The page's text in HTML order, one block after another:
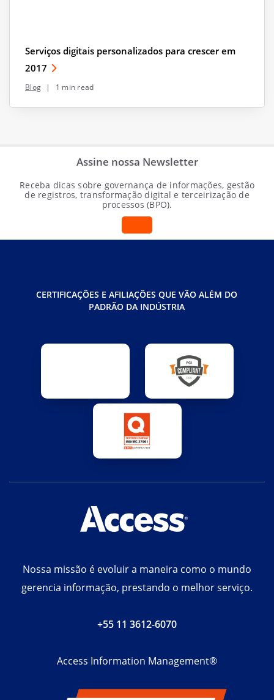
Serviços digitais personalizados para crescer em
2017
Blog | 1 min read
Assine nossa Newsletter
Receba dicas sobre governança de informações, gestão
de registros, transformação digital e terceirização de
processos (BPO).
CERTIFICAÇÕES E AFILIAÇÕES QUE VÃO ALÉM DO
PADRÃO DA INDÚSTRIA
Nossa missão é evoluir a maneira como o mundo
gerencia informação, prestando o melhor serviço.
+55 11 3612-6070
Access Information Management®